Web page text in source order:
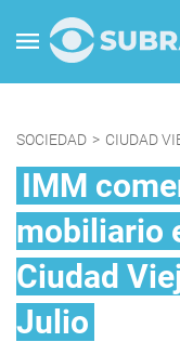
SOCIEDAD > CIUDAD
IMM
mobiliario
Ciudad
Julio